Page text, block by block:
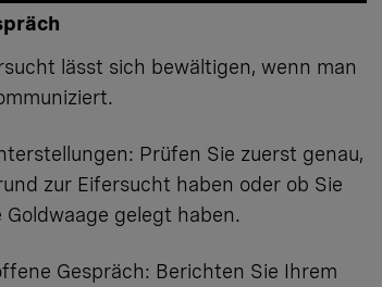
lässt sich bewältigen, wenn man
Prüfen Sie zuerst genau,
zur Eifersucht haben oder ob Sie
gelegt haben.
Gespräch: Berichten Sie Ihrem